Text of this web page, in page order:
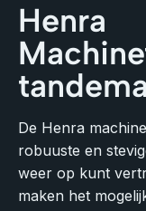
Henra
De Henra
robuuste en
weer op kunt
maken het